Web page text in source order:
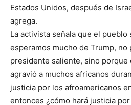
Estados Unidos, después de
agrega.
La activista señala que el pueblo
esperamos mucho de Trump, no
presidente saliente, sino porque
agravió a muchos africanos
justicia por los afroamericanos
entonces ¿cómo hará justicia